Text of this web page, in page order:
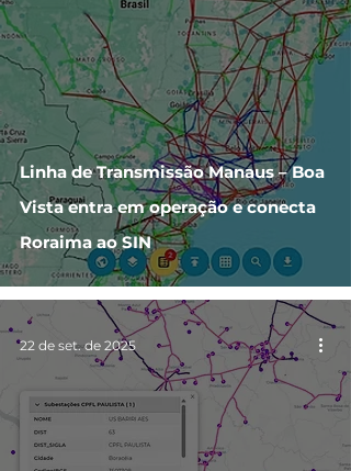
Linha de Transmissão Manaus – Boa
Vista entra em operação e conecta
Roraima ao SIN
22 de set. de 2025